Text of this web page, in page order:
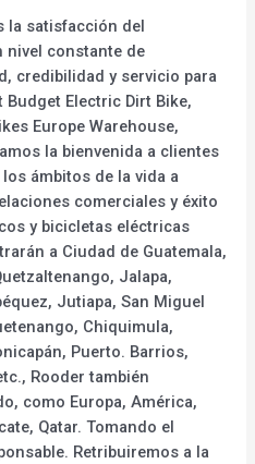
la satisfacción del
nivel constante de
credibilidad y servicio para
Budget Electric Dirt Bike,
Europe Warehouse,
la bienvenida a clientes
ámbitos de la vida a
comerciales y éxito
y bicicletas eléctricas
a Ciudad de Guatemala,
Jalapa,
Jutiapa, San Miguel
Chiquimula,
Puerto. Barrios,
Rooder también
como Europa, América,
Qatar. Tomando el
Retribuiremos a la